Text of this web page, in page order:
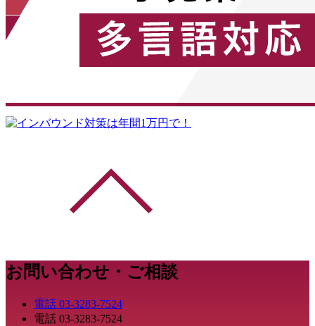
お問い合わせ・ご相談
電話 03-3283-7524
電話 03-3283-7524